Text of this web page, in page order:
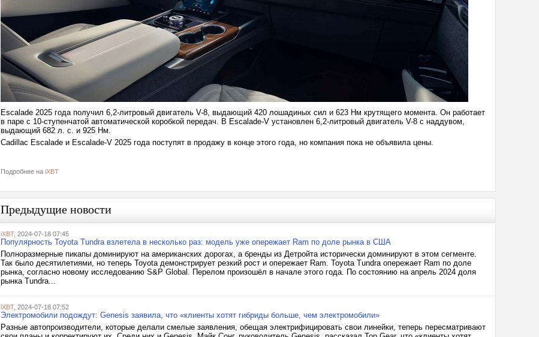
Escalade 2025 года получил 6,2-литровый двигатель V-8, выдающий 420 лошадиных сил и 623 Нм крутящего момента. Он работает
в паре с 10-ступенчатой автоматической коробкой передач. В Escalade-V установлен 6,2-литровый двигатель V-8 с наддувом,
выдающий 682 л. с. и 925 Нм.
Cadillac Escalade и Escalade-V 2025 года поступят в продажу в конце этого года, но компания пока не объявила цены.
Подробнее на iXBT
Предыдущие новости
iXBT, 2024-07-18 07:45
Популярность Toyota Tundra взлетела в несколько раз: модель уже опережает Ram по доле рынка в США
Полноразмерные пикапы доминируют на американских дорогах, а бренды из Детройта исторически доминируют в этом сегменте.
Так было десятилетиями, но теперь Toyota демонстрирует резкий рост и опережает Ram. Toyota Tundra опережает Ram по доле
рынка, согласно новому исследованию S&P Global. Перелом произошёл в начале этого года. По состоянию на апрель 2024 доля
рынка Tundra...
iXBT, 2024-07-18 07:52
Электромобили подождут: Genesis заявила, что «клиенты хотят гибриды больше, чем электромобили»
Разные автопроизводители, которые делали смелые заявления, обещая электрифицировать свои линейки, теперь пересматривают